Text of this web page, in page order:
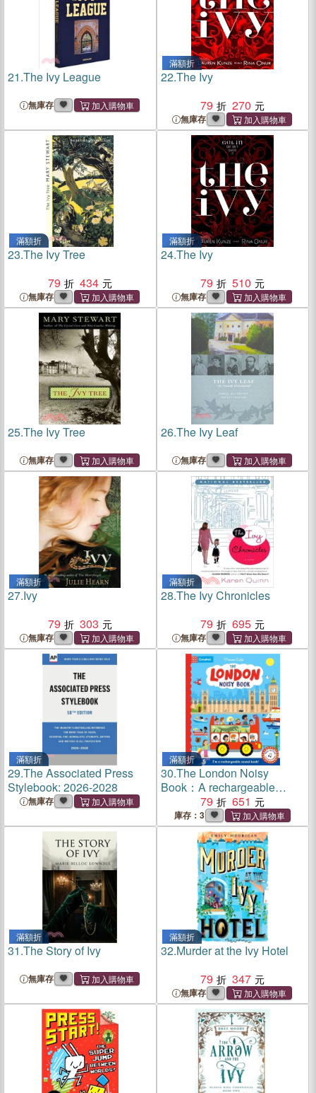
21.The Ivy League
無庫存
滿額折
22.The Ivy
79
270
無庫存
滿額折
23.The Ivy Tree
79
434
無庫存
滿額折
24.The Ivy
79
510
無庫存
25.The Ivy Tree
無庫存
26.The Ivy Leaf
無庫存
滿額折
27.Ivy
79
303
無庫存
滿額折
28.The Ivy Chronicles
79
695
無庫存
滿額折
29.The Associated Press
Stylebook: 2026-2028
無庫存
滿額折
30.The London Noisy
Book：A rechargeable
press-the-page sound book
(音效書)
79 651
庫存：3
滿額折
31.The Story of Ivy
無庫存
滿額折
32.Murder at the Ivy Hotel
79
347
無庫存